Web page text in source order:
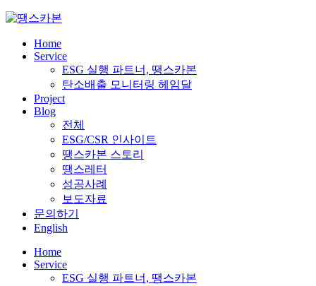
Skip
contentHome
Service
ESG 실행 파트너, 땡스카본
탄소배출 모니터링 헤임달
Project
Blog
전체
ESG/CSR 인사이트
땡스카본 스토리
땡스레터
성공사례
보도자료
문의하기
English
Home
Service
ESG 실행 파트너, 땡스카본